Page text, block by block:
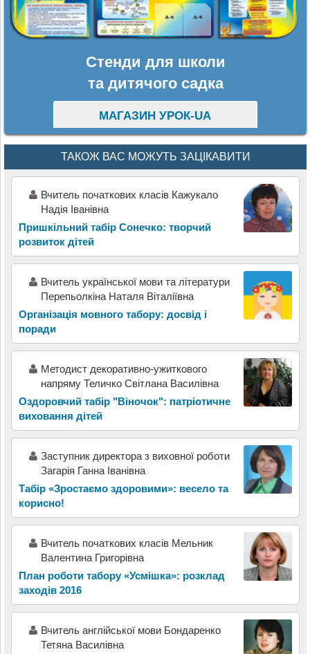
Стенди для школи
та дитячого садка
МАГАЗИН УРОК-UA
ТАКОЖ ВАС МОЖУТЬ ЗАЦІКАВИТИ
Вчитель початкових класів Кажукало
Надія Іванівна
Пришкільний табір Сонечко: творчий
розвиток дітей
Вчитель української мови та літератури
Перепьолкіна Наталя Віталіївна
Організація мовного табору: досвід і
поради
Методист декоративно-ужиткового
напряму Теличко Світлана Василівна
Оздоровчий табір "Віночок": патріотичне
виховання дітей
Заступник директора з виховної роботи
Загарія Ганна Іванівна
Табір «Зростаємо здоровими»: весело та
корисно!
Вчитель початкових класів Мельник
Валентина Григорівна
План роботи табору «Усмішка»: розклад
заходів 2016
Вчитель англійської мови Бондаренко
Тетяна Василівна